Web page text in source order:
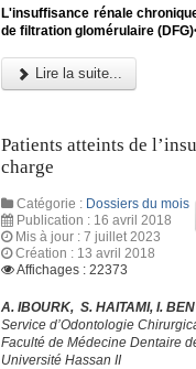
L'insuffisance rénale
de filtration glomérulaire
Lire la suite...
Patients atteints de
charge
Catégorie : Dossiers du mois
Publication : 16 avril 2018
Mis à jour : 7 juillet 2023
Création : 13 avril 2018
Affichages : 22373
A. IBOURK, S. HAITAMI, I.
Service d’Odontologie
Faculté de Médecine Dentaire
Université Hassan II